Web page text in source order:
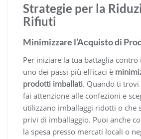
Strategie per la
Rifiuti
Minimizzare l’Acquisto di
Per iniziare la tua battaglia
uno dei passi più efficaci è
prodotti imballati. Quando ti
fai attenzione alle confezioni e
utilizzano imballaggi ridotti o che
privi di imballaggio. Puoi anche
la spesa presso mercati locali o